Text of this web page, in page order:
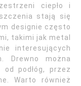
ciepło i
stają się
designie często
takimi jak metal
interesujących
Drewno można
podłóg, przez
Warto również